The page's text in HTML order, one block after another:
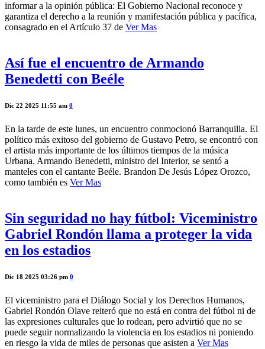
informar a la opinión pública: El Gobierno Nacional reconoce y
garantiza el derecho a la reunión y manifestación pública y pacífica,
consagrado en el Artículo 37 de Ver Mas
Así fue el encuentro de Armando
Benedetti con Beéle
Dic 22 2025 11:55 am 0
En la tarde de este lunes, un encuentro conmocionó Barranquilla. El
político más exitoso del gobierno de Gustavo Petro, se encontró con
el artista más importante de los últimos tiempos de la música
Urbana. Armando Benedetti, ministro del Interior, se sentó a
manteles con el cantante Beéle. Brandon De Jesús López Orozco,
como también es Ver Mas
Sin seguridad no hay fútbol: Viceministro
Gabriel Rondón llama a proteger la vida
en los estadios
Dic 18 2025 03:26 pm 0
El viceministro para el Diálogo Social y los Derechos Humanos,
Gabriel Rondón Olave reiteró que no está en contra del fútbol ni de
las expresiones culturales que lo rodean, pero advirtió que no se
puede seguir normalizando la violencia en los estadios ni poniendo
en riesgo la vida de miles de personas que asisten a Ver Mas